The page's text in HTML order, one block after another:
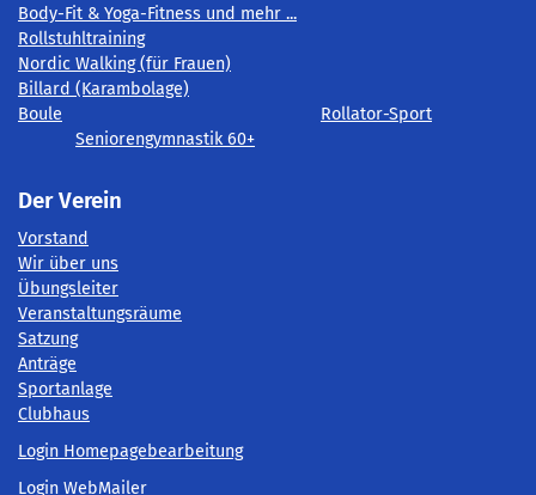
Body-Fit & Yoga-Fitness und mehr ...
Rollstuhltraining
Nordic Walking (für Frauen)
Billard (Karambolage)
Boule
Rollator-Sport
Seniorengymnastik 60+
Der Verein
Vorstand
Wir über uns
Übungsleiter
Veranstaltungsräume
Satzung
Anträge
Sportanlage
Clubhaus
Login Homepagebearbeitung
Login WebMailer